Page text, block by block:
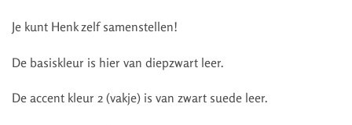
Je kunt Henk zelf samenstellen!
De basiskleur is hier van diepzwart leer.
De accent kleur 2 (vakje) is van zwart suede leer.